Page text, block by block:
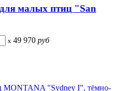
малых птиц "San
x 49 970 руб